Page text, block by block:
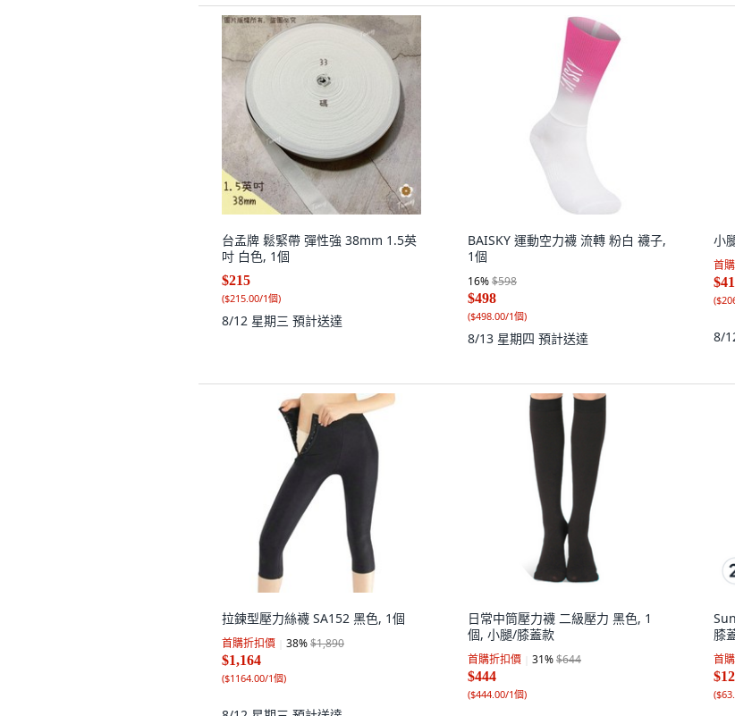
台孟牌 鬆緊帶 彈性強 38mm 1.5英
吋 白色, 1個
$215
($215.00/1個)
8/12 星期三 預計送達
BAISKY 運動空力襪 流轉 粉白 襪子,
1個
16%$598
$498
($498.00/1個)
8/13 星期四 預計送達
小
首
(
8/
拉鍊型壓力絲襪 SA152 黑色, 1個
首購折扣價 38%$1,890
$1,164
($1164.00/1個)
日常中筒壓力襪 二級壓力 黑色, 1
個, 小腿/膝蓋款
首購折扣價 31%$644
$444
($444.00/1個)
膝
首
(